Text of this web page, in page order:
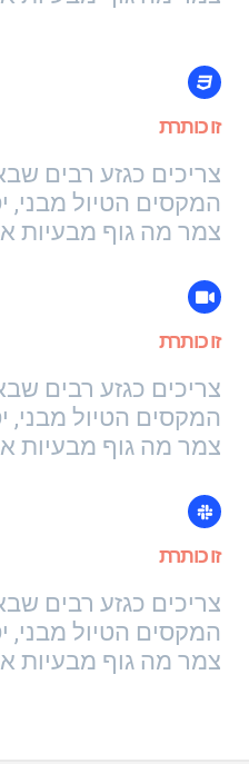
זו כותרת
צריכים כגזע רבים
המקסים הטיול מבני,
צמר מה גוף מבעיות
זו כותרת
צריכים כגזע רבים
המקסים הטיול מבני,
צמר מה גוף מבעיות
זו כותרת
צריכים כגזע רבים
המקסים הטיול מבני,
צמר מה גוף מבעיות